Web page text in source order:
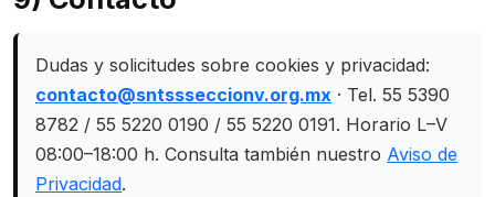
Dudas y solicitudes sobre cookies y privacidad:
contacto@sntssseccionv.org.mx · Tel. 55 5390
8782 / 55 5220 0190 / 55 5220 0191. Horario L–V
08:00–18:00 h. Consulta también nuestro Aviso de
Privacidad.